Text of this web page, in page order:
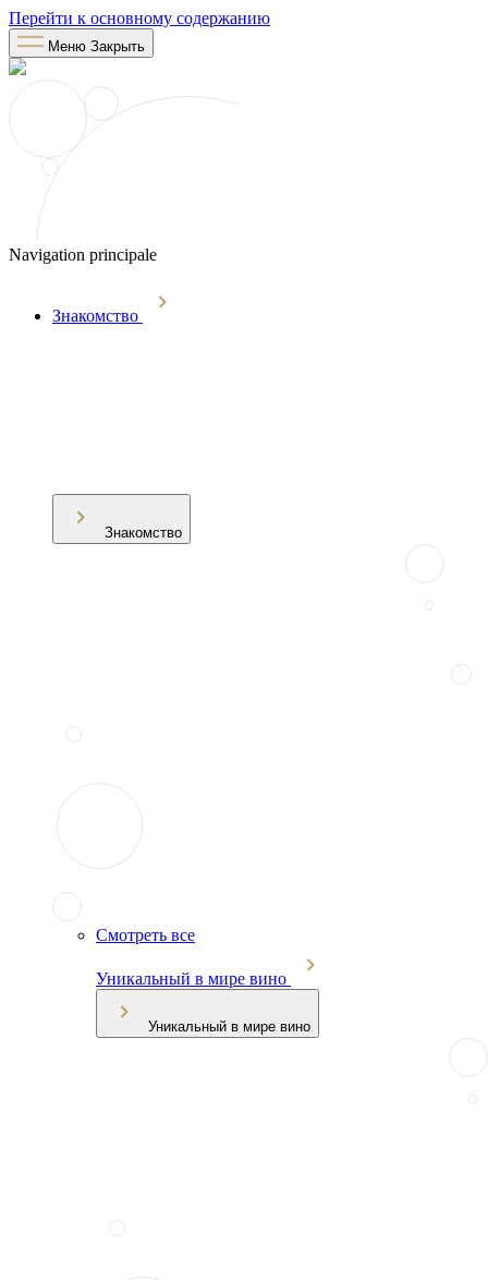
Перейти к основному содержанию
Меню Закрыть
Navigation principale
Знакомство
Знакомство
Смотреть все
Уникальный в мире вино
Уникальный в мире вино